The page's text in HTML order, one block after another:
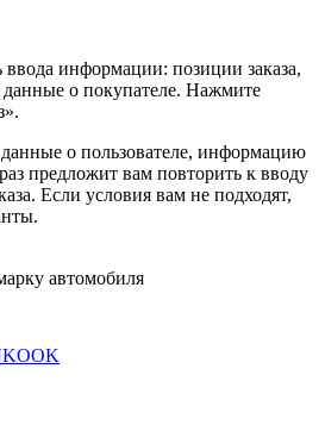
ввода информации: позиции заказа,
о покупателе. Нажмите
о пользователе, информацию
предложит вам повторить к вводу
Если условия вам не подходят,
автомобиля